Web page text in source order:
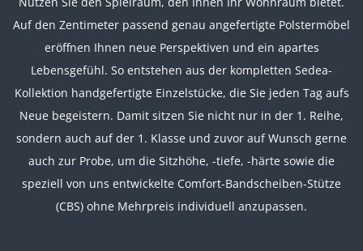
Auf den Zentimeter passend genau angefertigte Polstermöbel
eröffnen Ihnen neue Perspektiven und ein apartes
Lebensgefühl. So entstehen aus der kompletten Sedea-
Kollektion handgefertigte Einzelstücke, die Sie jeden Tag aufs
Neue begeistern. Damit sitzen Sie nicht nur in der 1. Reihe,
sondern auch auf der 1. Klasse und zuvor auf Wunsch gerne
auch zur Probe, um die Sitzhöhe, -tiefe, -härte sowie die
speziell von uns entwickelte Comfort-Bandscheiben-Stütze
(CBS) ohne Mehrpreis individuell anzupassen.